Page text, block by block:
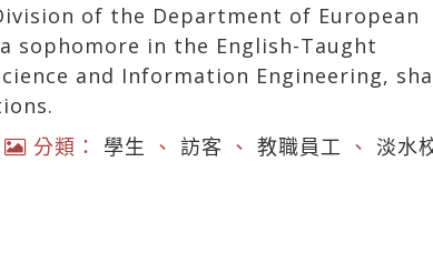
of the Department of European
sophomore in the English-Taught
and Information Engineering,
分類： 學生 、 訪客 、 教職員工 、 淡水